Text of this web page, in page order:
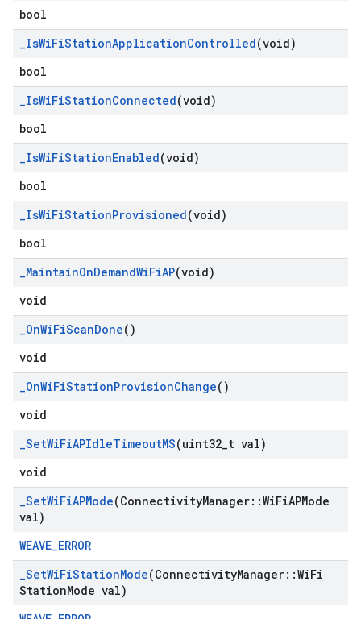
bool
_IsWiFiStationApplicationControlled(void)
bool
_IsWiFiStationConnected(void)
bool
_IsWiFiStationEnabled(void)
bool
_IsWiFiStationProvisioned(void)
bool
_MaintainOnDemandWiFiAP(void)
void
_OnWiFiScanDone()
void
_OnWiFiStationProvisionChange()
void
_SetWiFiAPIdleTimeoutMS(uint32 t val)
void
_SetWiFiAPMode(ConnectivityManager::WiFiAPMode
val)
WEAVE_ERROR
_SetWiFiStationMode(ConnectivityManager::WiFi
StationMode val)